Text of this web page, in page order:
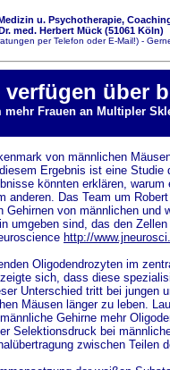
u. Psychotherapie,
med. Herbert Mück (51061 Köln)
per Telefon oder E-Mail!) -
über
Frauen an Multipler
von männlichen
Ergebnis ist eine
könnten erklären,
Das Team um
von männlichen und
umgeben sind, das den
http://
Oligodendrozyten im
sich, dass diese
Unterschied tritt bei jungen
Mäusen länger zu leben.
Gehirne mehr
Selektionsdruck bei
zwischen Teilen